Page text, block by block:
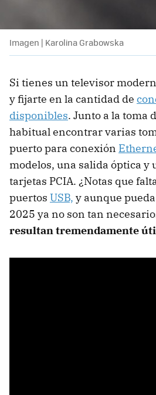
Imagen | Karolina Grabowska
Si tienes un televisor
y fijarte en la cantidad de
disponibles. Junto a la toma
habitual encontrar varias
puerto para conexión
modelos, una salida óptica y
tarjetas PCIA. ¿Notas que
puertos USB, y aunque
2025 ya no son tan
resultan tremendamente